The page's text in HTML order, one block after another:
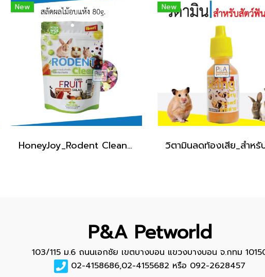
New
HoneyJoy_Rodent Clean [สลัดผลไม้อบแห้ง80g]
New
P&A Petworld
103/115 ม.6 ถนนเอกชัย เขตบางบอน แขวงบางบอน จ.กทม
02-4158686,02-4155682 หรือ 092-2628457